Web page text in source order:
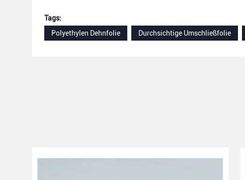
Tags:
Polyethylen Dehnfolie
Durchsichtige Umschließfolie